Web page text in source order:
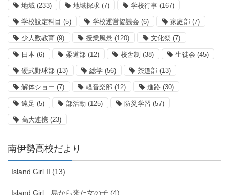
地域 (233) 地域探求 (7) 学校行事 (167)
学校設定科目 (5) 学校運営協議会 (6) 家庭部 (7)
少人数教育 (9) 授業風景 (120) 文化祭 (7)
日本 (6) 柔道部 (12) 校舎制 (38) 生徒会 (45)
硬式野球部 (13) 総学 (56) 茶道部 (13)
解体ショー (7) 軽音楽部 (12) 進路 (30)
遠足 (5) 部活動 (125) 防災学習 (57)
高大連携 (23)
南伊勢高校だより
Island Girl II (13)
Island Girl 島から来た女の子 (4)